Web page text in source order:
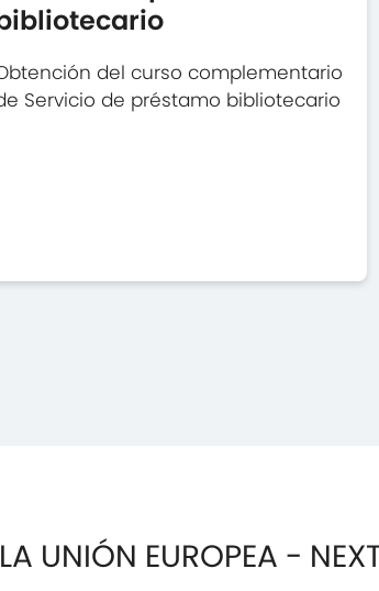
del curso complementario
Servicio de préstamo bibliotecario
UNIÓN EUROPEA -